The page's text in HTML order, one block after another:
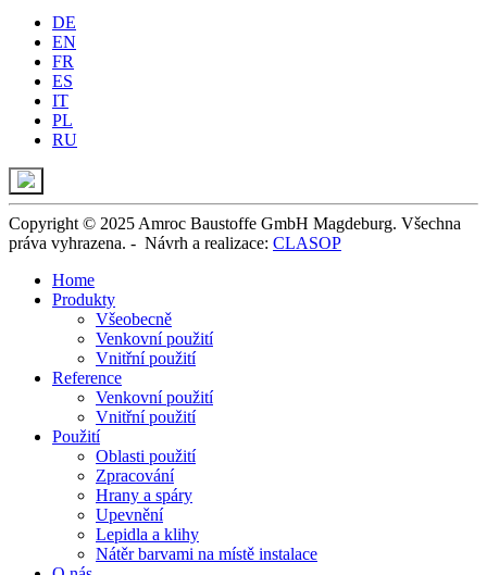
DE
EN
FR
ES
IT
PL
RU
Copyright © 2025 Amroc Baustoffe GmbH Magdeburg. Všechna
práva vyhrazena. - Návrh a realizace: CLASOP
Home
Produkty
Všeobecně
Venkovní použití
Vnitřní použití
Reference
Venkovní použití
Vnitřní použití
Použití
Oblasti použití
Zpracování
Hrany a spáry
Upevnění
Lepidla a klihy
Nátěr barvami na místě instalace